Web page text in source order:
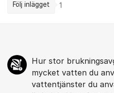
Följ inlägget 1
Hur stor
mycket vatten du
vattentjänster du